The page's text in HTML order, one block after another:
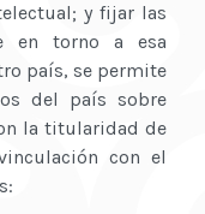
y fijar las
en torno a esa
país, se permite
del país sobre
la titularidad de
con el